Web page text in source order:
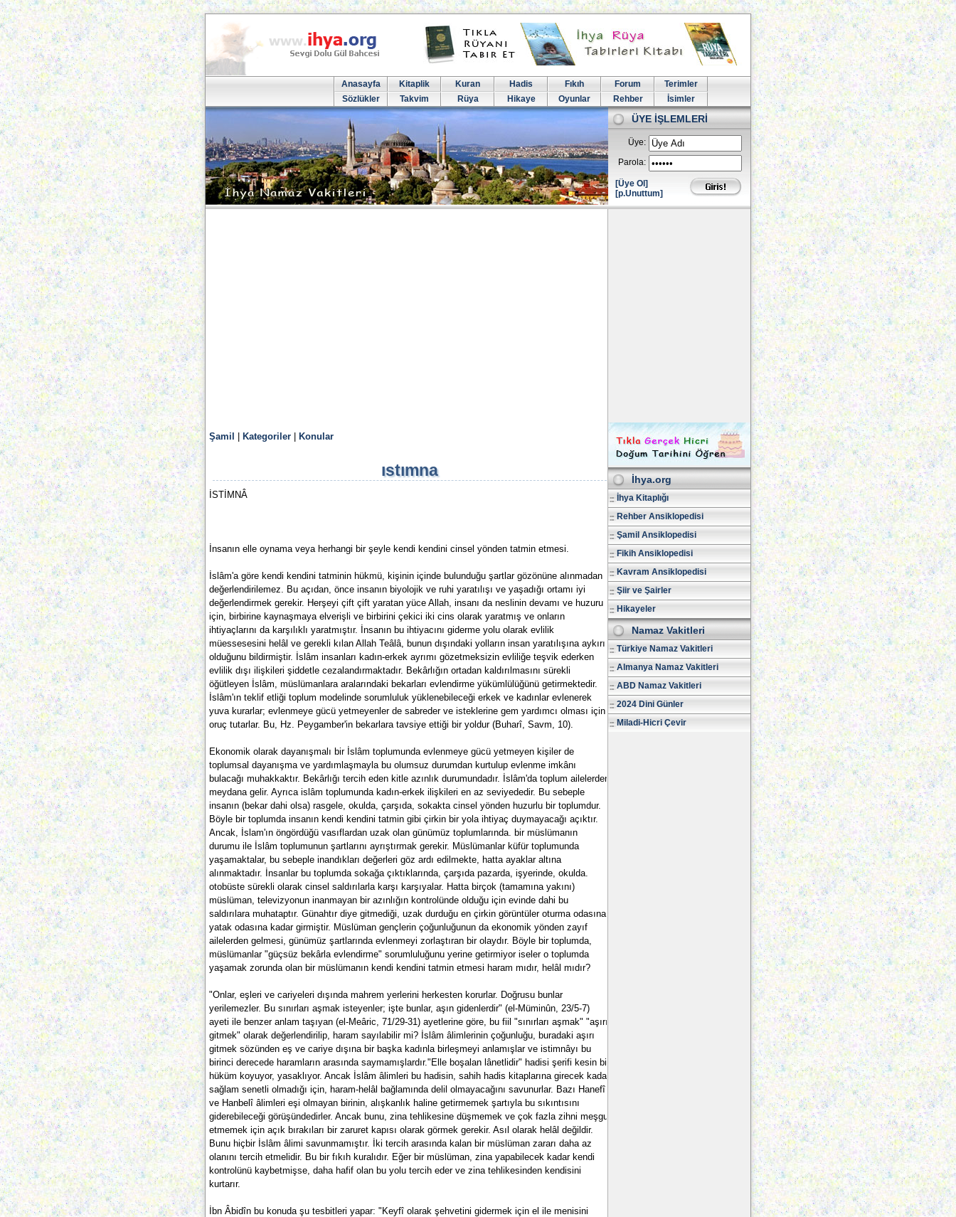
Anasayfa Kitaplik Kuran Hadis Fıkıh Forum
Terimler
Sözlükler
Takvim Rüya Hikaye Oyunlar Rehber İsimler
ÜYE İŞLEMLERİ
Üye:
Parola:
[Üye Ol]
[p.Unuttum]
Şamil Kategoriler Konular
ıstımna
İSTİMNÂ
İnsanın elle oynama veya herhangi bir şeyle kendi kendini cinsel yönden tatmin etmesi.
İslâm'a göre kendi kendini tatminin hükmü, kişinin içinde bulunduğu şartlar gözönüne alınmadan
değerlendirilemez. Bu açıdan, önce insanın biyolojik ve ruhi yaratılışı ve yaşadığı ortamı iyi
değerlendirmek gerekir. Herşeyi çift çift yaratan yüce Allah, insanı da neslinin devamı ve huzuru
için, birbirine kaynaşmaya elverişli ve birbirini çekici iki cins olarak yaratmış ve onların
ihtiyaçlarını da karşılıklı yaratmıştır. İnsanın bu ihtiyacını giderme yolu olarak evlilik
müessesesini helâl ve gerekli kılan Allah Teâlâ, bunun dışındaki yolların insan yaratılışına aykırı
olduğunu bildirmiştir. İslâm insanları kadın-erkek ayrımı gözetmeksizin evliliğe teşvik ederken
evlilik dışı ilişkileri şiddetle cezalandırmaktadır. Bekârlığın ortadan kaldırılmasını sürekli
öğütleyen İslâm, müslümanlara aralarındaki bekarları evlendirme yükümlülüğünü getirmektedir.
İslâm'ın teklif etliği toplum modelinde sorumluluk yüklenebileceği erkek ve kadınlar evlenerek
yuva kurarlar; evlenmeye gücü yetmeyenler de sabreder ve isteklerine gem yardımcı olması için
oruç tutarlar. Bu, Hz. Peygamber'in bekarlara tavsiye ettiği bir yoldur (Buharî, Savm, 10).
Ekonomik olarak dayanışmalı bir İslâm toplumunda evlenmeye gücü yetmeyen kişiler de
toplumsal dayanışma ve yardımlaşmayla bu olumsuz durumdan kurtulup evlenme imkânı
bulacağı muhakkaktır. Bekârlığı tercih eden kitle azınlık durumundadır. İslâm'da toplum ailelerden
meydana gelir. Ayrıca islâm toplumunda kadın-erkek ilişkileri en az seviyededir. Bu sebeple
insanın (bekar dahi olsa) rasgele, okulda, çarşıda, sokakta cinsel yönden huzurlu bir toplumdur.
Böyle bir toplumda insanın kendi kendini tatmin gibi çirkin bir yola ihtiyaç duymayacağı açıktır.
Ancak, İslam'ın öngördüğü vasıflardan uzak olan günümüz toplumlarında. bir müslümanın
durumu ile İslâm toplumunun şartlarını ayrıştırmak gerekir. Müslümanlar küfür toplumunda
yaşamaktalar, bu sebeple inandıkları değerleri göz ardı edilmekte, hatta ayaklar altına
alınmaktadır. İnsanlar bu toplumda sokağa çıktıklarında, çarşıda pazarda, işyerinde, okulda.
otobüste sürekli olarak cinsel saldırılarla karşı karşıyalar. Hatta birçok (tamamına yakını)
müslüman, televizyonun inanmayan bir azınlığın kontrolünde olduğu için evinde dahi bu
saldırılara muhataptır. Günahtır diye gitmediği, uzak durduğu en çirkin görüntüler oturma odasına,
yatak odasına kadar girmiştir. Müslüman gençlerin çoğunluğunun da ekonomik yönden zayıf
ailelerden gelmesi, günümüz şartlarında evlenmeyi zorlaştıran bir olaydır. Böyle bir toplumda,
müslümanlar "güçsüz bekârla evlendirme" sorumluluğunu yerine getirmiyor iseler o toplumda
yaşamak zorunda olan bir müslümanın kendi kendini tatmin etmesi haram mıdır, helâl mıdır?
"Onlar, eşleri ve cariyeleri dışında mahrem yerlerini herkesten korurlar. Doğrusu bunlar
yerilemezler. Bu sınırları aşmak isteyenler; işte bunlar, aşın gidenlerdir" (el-Müminûn, 23/5-7)
ayeti ile benzer anlam taşıyan (el-Meâric, 71/29-31) ayetlerine göre, bu fiil "sınırları aşmak" "aşırı
gitmek" olarak değerlendirilip, haram sayılabilir mi? İslâm âlimlerinin çoğunluğu, buradaki aşırı
gitmek sözünden eş ve cariye dışına bir başka kadınla birleşmeyi anlamışlar ve istimnâyı bu
birinci derecede haramların arasında saymamışlardır."Elle boşalan lânetlidir" hadisi şerifi kesin bir
hüküm koyuyor, yasaklıyor. Ancak İslâm âlimleri bu hadisin, sahih hadis kitaplarına girecek kadar
sağlam senetli olmadığı için, haram-helâl bağlamında delil olmayacağını savunurlar. Bazı Hanefî
ve Hanbelî âlimleri eşi olmayan birinin, alışkanlık haline getirmemek şartıyla bu sıkıntısını
giderebileceği görüşündedirler. Ancak bunu, zina tehlikesine düşmemek ve çok fazla zihni meşgul
etmemek için açık bırakıları bir zaruret kapısı olarak görmek gerekir. Asıl olarak helâl değildir.
Bunu hiçbir İslâm âlimi savunmamıştır. İki tercih arasında kalan bir müslüman zararı daha az
olanını tercih etmelidir. Bu bir fıkıh kuralıdır. Eğer bir müslüman, zina yapabilecek kadar kendi
kontrolünü kaybetmişse, daha hafif olan bu yolu tercih eder ve zina tehlikesinden kendisini
kurtarır.
İbn Âbidîn bu konuda şu tesbitleri yapar: "Keyfî olarak şehvetini gidermek için el ile menisini
İhya.org
İhya Kitaplığı
Rehber Ansiklopedisi
Şamil Ansiklopedisi
Fikih Ansiklopedisi
Kavram Ansiklopedisi
Şiir ve Şairler
Hikayeler
Namaz Vakitleri
Türkiye Namaz Vakitleri
Almanya Namaz Vakitleri
ABD Namaz Vakitleri
2024 Dini Günler
Miladi-Hicri Çevir